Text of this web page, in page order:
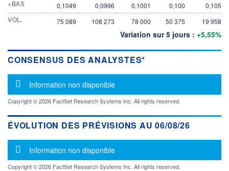
+BAS
0,1049 0,0996 0,1001 0,100
0,105
VOL.
75 089 108 273 78 000 50 375 19 958
Variation sur 5 jours : +5,55%
CONSENSUS DES ANALYSTES*
Message d'information
Information non disponible
Copyright © 2026 FactSet Research Systems Inc. All rights reserved.
ÉVOLUTION DES PRÉVISIONS AU 06/08/26
Message d'information
Information non disponible
Copyright © 2026 FactSet Research Systems Inc. All rights reserved.